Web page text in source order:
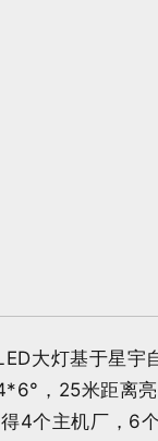
ED大灯基于星宇
*6° ， 25米距离
4个主机厂 ， 6